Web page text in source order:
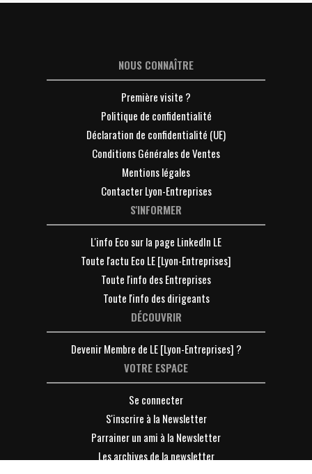
NOUS CONNAÎTRE
Première visite ?
Politique de confidentialité
Déclaration de confidentialité (UE)
Conditions Générales de Ventes
Mentions légales
Contacter Lyon-Entreprises
S'INFORMER
L'info Eco sur la page LinkedIn LE
Toute l'actu Eco LE [Lyon-Entreprises]
Toute l'info des Entreprises
Toute l'info des dirigeants
DÉCOUVRIR
Devenir Membre de LE [Lyon-Entreprises] ?
VOTRE ESPACE
Se connecter
S'inscrire à la Newsletter
Parrainer un ami à la Newsletter
Les archives de la newsletter